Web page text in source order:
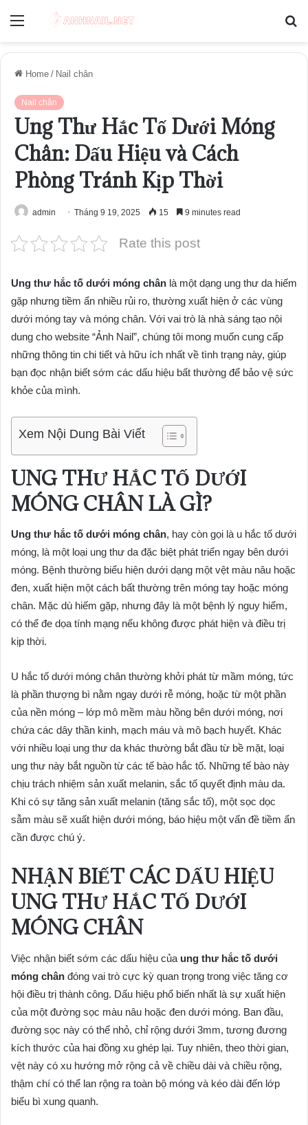
Menu
Home / Nail chân
Nail chân
Ung Thư Hắc Tố Dưới Móng
Chân: Dấu Hiệu và Cách
Phòng Tránh Kịp Thời
admin Tháng 9 19, 2025 15 9 minutes read
Rate this post
Ung thư hắc tố dưới móng chân là một dạng ung thư da hiếm
gặp nhưng tiềm ẩn nhiều rủi ro, thường xuất hiện ở các vùng
dưới móng tay và móng chân. Với vai trò là nhà sáng tạo nội
dung cho website “Ảnh Nail”, chúng tôi mong muốn cung cấp
những thông tin chi tiết và hữu ích nhất về tình trạng này, giúp
bạn đọc nhận biết sớm các dấu hiệu bất thường để bảo vệ sức
khỏe của mình.
Xem Nội Dung Bài Viết
UNG THƯ HẮC TỐ DƯỚI
MÓNG CHÂN LÀ GÌ?
Ung thư hắc tố dưới móng chân, hay còn gọi là u hắc tố dưới
móng, là một loại ung thư da đặc biệt phát triển ngay bên dưới
móng. Bệnh thường biểu hiện dưới dạng một vệt màu nâu hoặc
đen, xuất hiện một cách bất thường trên móng tay hoặc móng
chân. Mặc dù hiếm gặp, nhưng đây là một bệnh lý nguy hiểm,
có thể đe dọa tính mạng nếu không được phát hiện và điều trị
kịp thời.
U hắc tố dưới móng chân thường khởi phát từ mầm móng, tức
là phần thượng bì nằm ngay dưới rễ móng, hoặc từ một phần
của nền móng – lớp mô mềm màu hồng bên dưới móng, nơi
chứa các dây thần kinh, mạch máu và mô bạch huyết. Khác
với nhiều loại ung thư da khác thường bắt đầu từ bề mặt, loại
ung thư này bắt nguồn từ các tế bào hắc tố. Những tế bào này
chịu trách nhiệm sản xuất melanin, sắc tố quyết định màu da.
Khi có sự tăng sản xuất melanin (tăng sắc tố), một sọc dọc
sẫm màu sẽ xuất hiện dưới móng, báo hiệu một vấn đề tiềm ẩn
cần được chú ý.
NHẬN BIẾT CÁC DẤU HIỆU
UNG THƯ HẮC TỐ DƯỚI
MÓNG CHÂN
Việc nhận biết sớm các dấu hiệu của ung thư hắc tố dưới
móng chân đóng vai trò cực kỳ quan trọng trong việc tăng cơ
hội điều trị thành công. Dấu hiệu phổ biến nhất là sự xuất hiện
của một đường sọc màu nâu hoặc đen dưới móng. Ban đầu,
đường sọc này có thể nhỏ, chỉ rộng dưới 3mm, tương đương
kích thước của hai đồng xu ghép lại. Tuy nhiên, theo thời gian,
vệt này có xu hướng mở rộng cả về chiều dài và chiều rộng,
thậm chí có thể lan rộng ra toàn bộ móng và kéo dài đến lớp
biểu bì xung quanh.